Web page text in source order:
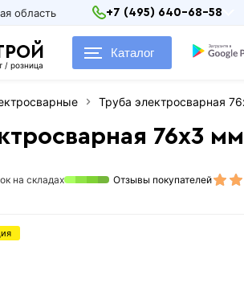
область +7 (495) 640-68-58
/ розница
Каталог
Труба электросварная
76х3 мм
на складах Отзывы покупателей